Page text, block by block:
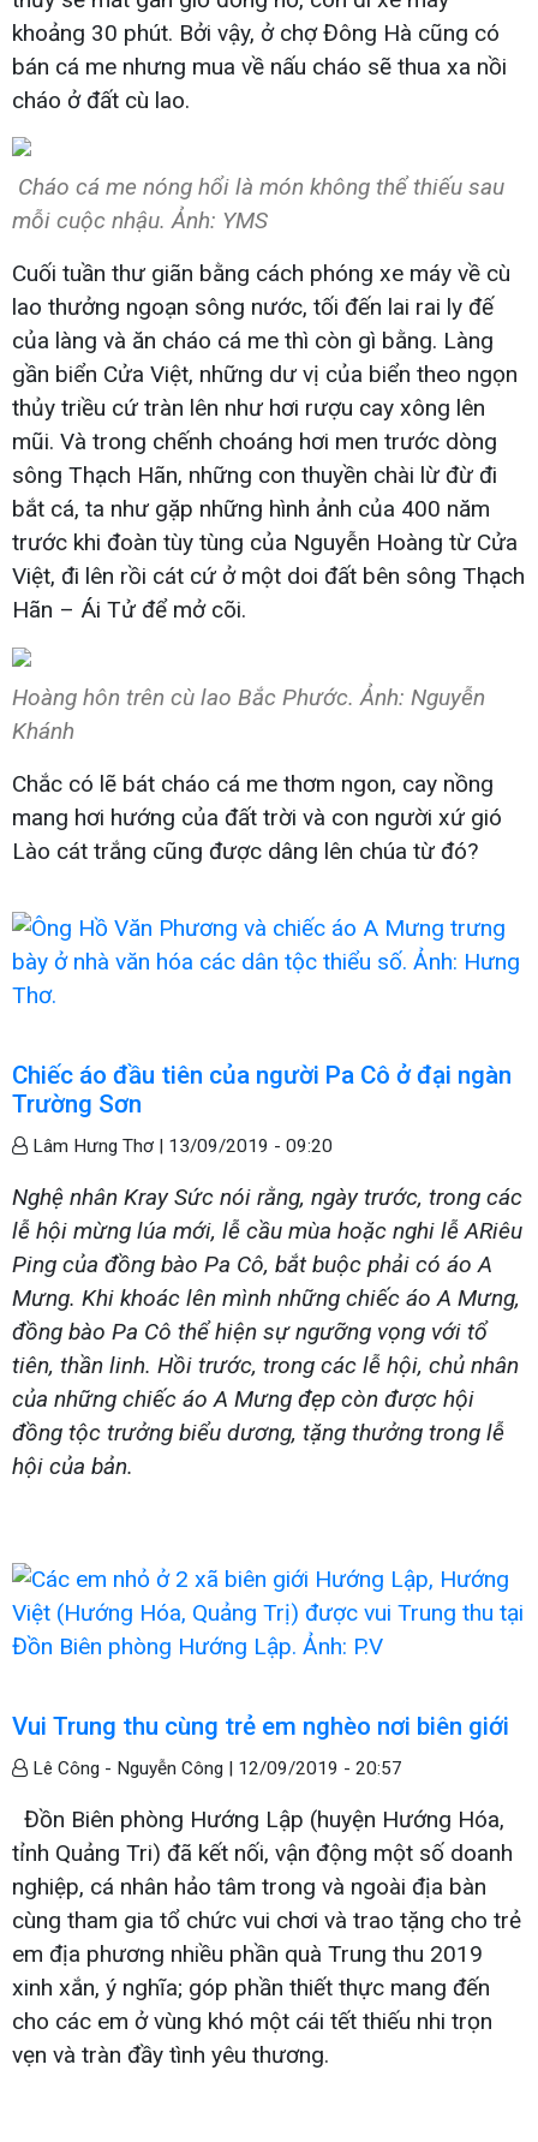
khoảng 30 phút. Bởi vậy, ở chợ Đông Hà cũng có
bán cá me nhưng mua về nấu cháo sẽ thua xa nồi
cháo ở đất cù lao.
Cháo cá me nóng hổi là món không thể thiếu sau
mỗi cuộc nhậu. Ảnh: YMS
Cuối tuần thư giãn bằng cách phóng xe máy về cù
lao thưởng ngoạn sông nước, tối đến lai rai ly đế
của làng và ăn cháo cá me thì còn gì bằng. Làng
gần biển Cửa Việt, những dư vị của biển theo ngọn
thủy triều cứ tràn lên như hơi rượu cay xông lên
mũi. Và trong chếnh choáng hơi men trước dòng
sông Thạch Hãn, những con thuyền chài lừ đừ đi
bắt cá, ta như gặp những hình ảnh của 400 năm
trước khi đoàn tùy tùng của Nguyễn Hoàng từ Cửa
Việt, đi lên rồi cát cứ ở một doi đất bên sông Thạch
Hãn – Ái Tử để mở cõi.
Hoàng hôn trên cù lao Bắc Phước. Ảnh: Nguyễn
Khánh
Chắc có lẽ bát cháo cá me thơm ngon, cay nồng
mang hơi hướng của đất trời và con người xứ gió
Lào cát trắng cũng được dâng lên chúa từ đó?
Chiếc áo đầu tiên của người Pa Cô ở đại ngàn
Trường Sơn
Lâm Hưng Thơ | 13/09/2019 - 09:20
Nghệ nhân Kray Sức nói rằng, ngày trước, trong các
lễ hội mừng lúa mới, lễ cầu mùa hoặc nghi lễ ARiêu
Ping của đồng bào Pa Cô, bắt buộc phải có áo A
Mưng. Khi khoác lên mình những chiếc áo A Mưng,
đồng bào Pa Cô thể hiện sự ngưỡng vọng với tổ
tiên, thần linh. Hồi trước, trong các lễ hội, chủ nhân
của những chiếc áo A Mưng đẹp còn được hội
đồng tộc trưởng biểu dương, tặng thưởng trong lễ
hội của bản.
Vui Trung thu cùng trẻ em nghèo nơi biên giới
Lê Công - Nguyễn Công | 12/09/2019 - 20:57
Đồn Biên phòng Hướng Lập (huyện Hướng Hóa,
tỉnh Quảng Tri) đã kết nối, vận động một số doanh
nghiệp, cá nhân hảo tâm trong và ngoài địa bàn
cùng tham gia tổ chức vui chơi và trao tặng cho trẻ
em địa phương nhiều phần quà Trung thu 2019
xinh xắn, ý nghĩa; góp phần thiết thực mang đến
cho các em ở vùng khó một cái tết thiếu nhi trọn
vẹn và tràn đầy tình yêu thương.